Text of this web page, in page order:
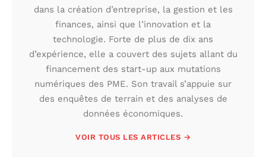
dans la création d’entreprise, la gestion et les
finances, ainsi que l’innovation et la
technologie. Forte de plus de dix ans
d’expérience, elle a couvert des sujets allant du
financement des start-up aux mutations
numériques des PME. Son travail s’appuie sur
des enquêtes de terrain et des analyses de
données économiques.
VOIR TOUS LES ARTICLES →